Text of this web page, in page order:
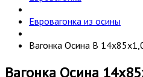
Евровагонка из осины
Вагонка Осина В
Вагонка Осина